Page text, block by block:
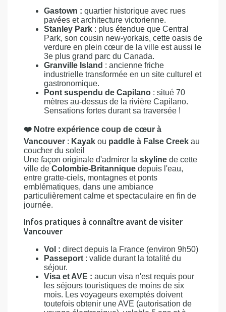
Gastown : quartier historique avec rues
pavées et architecture victorienne.
Stanley Park : plus étendue que Central
Park, son cousin new-yorkais, cette oasis de
verdure en plein cœur de la ville est aussi le
3e plus grand parc du Canada.
Granville Island : ancienne friche
industrielle transformée en un site culturel et
gastronomique.
Pont suspendu de Capilano : situé 70
mètres au-dessus de la rivière Capilano.
Sensations fortes durant sa traversée !
❤️ Notre expérience coup de cœur à
Vancouver : Kayak ou paddle à False Creek au
coucher du soleil
Une façon originale d'admirer la skyline de cette
ville de Colombie-Britannique depuis l'eau,
entre gratte-ciels, montagnes et ponts
emblématiques, dans une ambiance
particulièrement calme et spectaculaire en fin de
journée.
Infos pratiques à connaître avant de visiter
Vancouver
Vol : direct depuis la France (environ 9h50)
Passeport : valide durant la totalité du
séjour.
Visa et AVE : aucun visa n'est requis pour
les séjours touristiques de moins de six
mois. Les voyageurs exemptés doivent
toutefois obtenir une AVE (autorisation de